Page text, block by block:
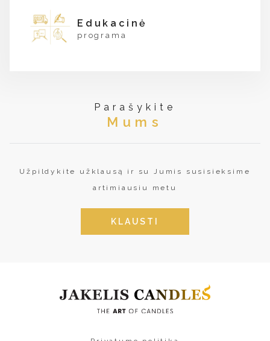
Edukacinė
programa
Parašykite
Mums
Užpildykite užklausą ir su Jumis susisieksime
artimiausiu metu
KLAUSTI